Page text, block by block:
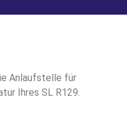
Anlaufstelle für
Ihres SL R129.